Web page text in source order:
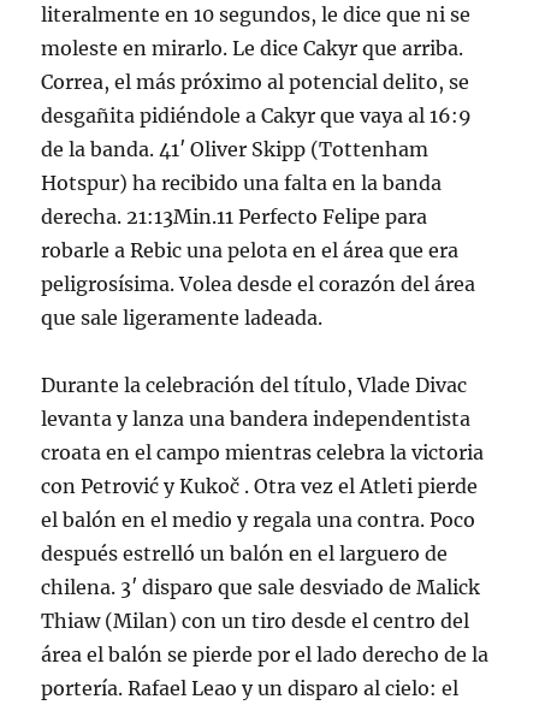
literalmente en 10 segundos, le dice que ni se
moleste en mirarlo. Le dice Cakyr que arriba.
Correa, el más próximo al potencial delito, se
desgañita pidiéndole a Cakyr que vaya al 16:9
de la banda. 41′ Oliver Skipp (Tottenham
Hotspur) ha recibido una falta en la banda
derecha. 21:13Min.11 Perfecto Felipe para
robarle a Rebic una pelota en el área que era
peligrosísima. Volea desde el corazón del área
que sale ligeramente ladeada.
Durante la celebración del título, Vlade Divac
levanta y lanza una bandera independentista
croata en el campo mientras celebra la victoria
con Petrović y Kukoč . Otra vez el Atleti pierde
el balón en el medio y regala una contra. Poco
después estrelló un balón en el larguero de
chilena. 3′ disparo que sale desviado de Malick
Thiaw (Milan) con un tiro desde el centro del
área el balón se pierde por el lado derecho de la
portería. Rafael Leao y un disparo al cielo: el